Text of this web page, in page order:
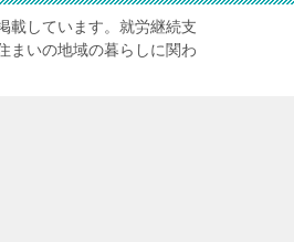
載しています。就労継続支
まいの地域の暮らしに関わ